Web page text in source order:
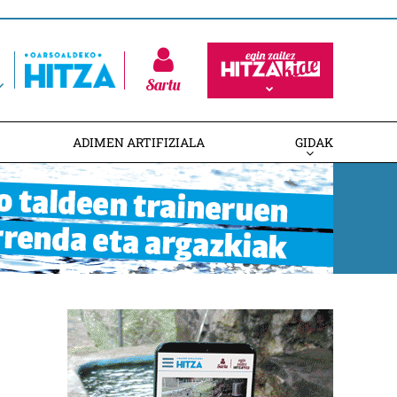
Sartu
ADIMEN ARTIFIZIALA GIDAK